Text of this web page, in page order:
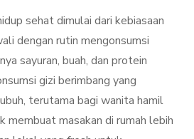
sehat dimulai dari kebiasaan
dengan rutin mengonsumsi
sayuran, buah, dan protein
gizi berimbang yang
terutama bagi wanita hamil
membuat masakan di rumah lebih